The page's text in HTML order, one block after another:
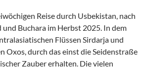
Reise durch Usbekistan, nach
und Buchara im Herbst 2025. In dem
Flüssen Sirdarja und
Oxos, durch das einst die Seidenstraße
Zauber erhalten. Die vielen